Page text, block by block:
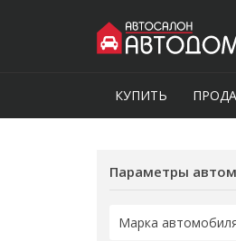
КУПИТЬ
Параметры